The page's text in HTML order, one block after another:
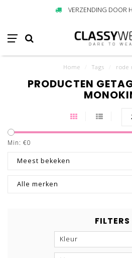
VERZENDING DOOR
Home Tags rode
PRODUCTEN
Min: €0
Meest bekeken
Alle merken
FILTERS
Kleur